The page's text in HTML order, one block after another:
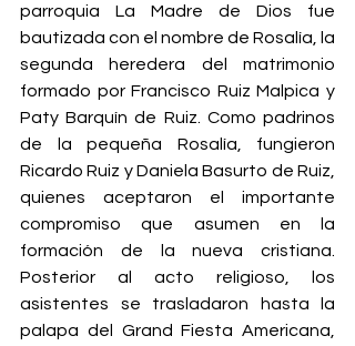
parroquia La Madre de Dios fue
bautizada con el nombre de Rosalía, la
segunda heredera del matrimonio
formado por Francisco Ruiz Malpica y
Paty Barquín de Ruiz. Como padrinos
de la pequeña Rosalía, fungieron
Ricardo Ruiz y Daniela Basurto de Ruiz,
quienes aceptaron el importante
compromiso que asumen en la
formación de la nueva cristiana.
Posterior al acto religioso, los
asistentes se trasladaron hasta la
palapa del Grand Fiesta Americana,